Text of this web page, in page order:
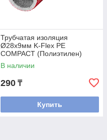
Трубчатая изоляция
Ø28х9мм K-Flex PE
COMPACT (Полиэтилен)
цвет: красный и синий
В наличии
290 ₸
Купить